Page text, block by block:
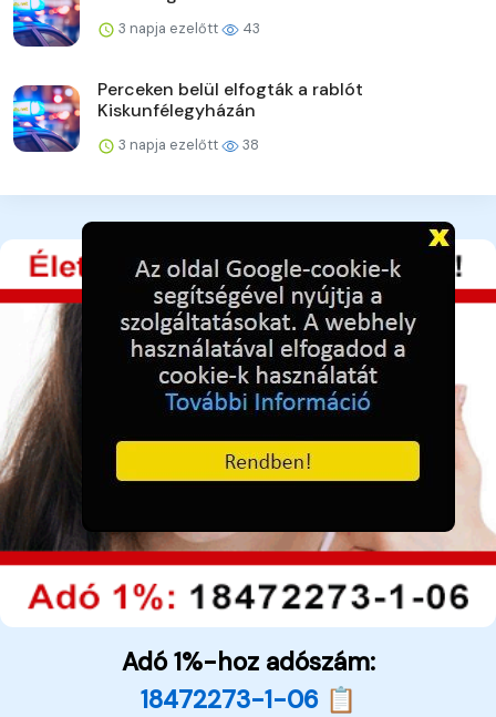
3 napja ezelőtt 43
Perceken belül elfogták a rablót
Kiskunfélegyházán
3 napja ezelőtt 38
Adó 1%-hoz adószám:
18472273-1-06 📋